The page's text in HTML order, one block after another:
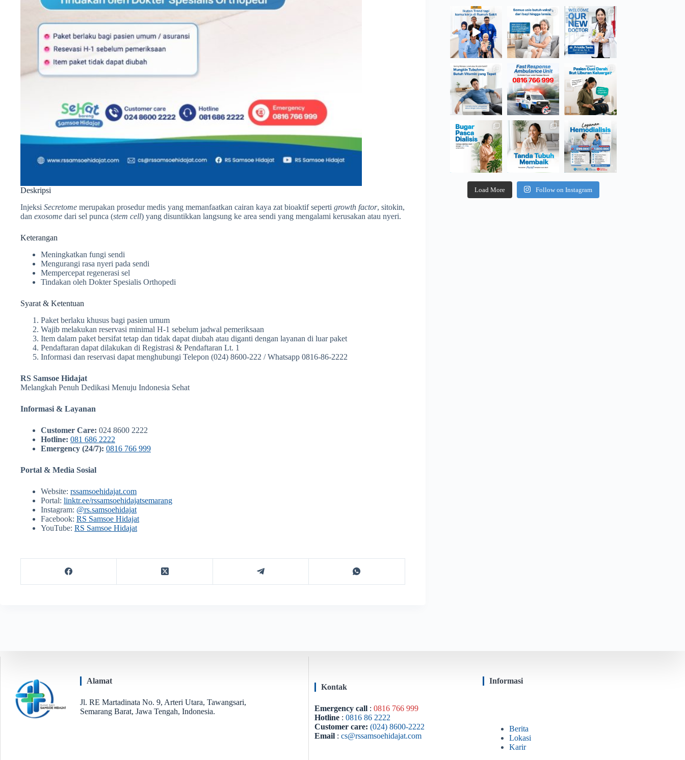
Deskripsi
Injeksi Secretome merupakan prosedur medis yang memanfaatkan cairan kaya zat bioaktif seperti growth factor, sitokin,
dan exosome dari sel punca (stem cell) yang disuntikkan langsung ke area sendi yang mengalami kerusakan atau nyeri.
Keterangan
Meningkatkan fungi sendi
Mengurangi rasa nyeri pada sendi
Mempercepat regenerasi sel
Tindakan oleh Dokter Spesialis Orthopedi
Syarat & Ketentuan
Paket berlaku khusus bagi pasien umum
Wajib melakukan reservasi minimal H-1 sebelum jadwal pemeriksaan
Item dalam paket bersifat tetap dan tidak dapat diubah atau diganti dengan layanan di luar paket
Pendaftaran dapat dilakukan di Registrasi & Pendaftaran Lt. 1
Informasi dan reservasi dapat menghubungi Telepon (024) 8600-222 / Whatsapp 0816-86-2222
RS Samsoe Hidajat
Melangkah Penuh Dedikasi Menuju Indonesia Sehat
Informasi & Layanan
Customer Care: 024 8600 2222
Hotline: 081 686 2222
Emergency (24/7): 0816 766 999
Portal & Media Sosial
Website: rssamsoehidajat.com
Portal: linktr.ee/rssamsoehidajatsemarang
Instagram: @rs.samsoehidajat
Facebook: RS Samsoe Hidajat
YouTube: RS Samsoe Hidajat
Load More Follow on Instagram
Alamat
Jl. RE Martadinata No. 9, Arteri Utara, Tawangsari,
Semarang Barat, Jawa Tengah, Indonesia.
Kontak
Emergency call: 0816 766 999
Hotline: 0816 86 2222
Customer care: (024) 8600-2222
Email : cs@rssamsoehidajat.com
Informasi
Berita
Lokasi
Karir